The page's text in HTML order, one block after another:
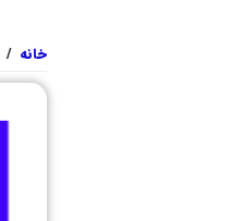
خانه /